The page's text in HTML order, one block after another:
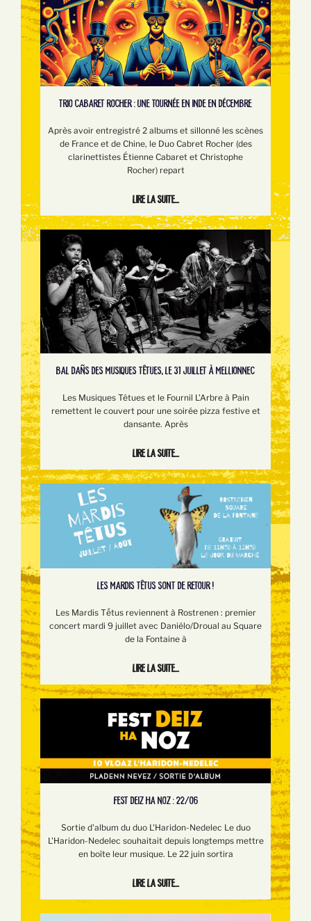
TRIO CABARET ROCHER : UNE TOURNÉE EN INDE EN DÉCEMBRE
Après avoir entregistré 2 albums et sillonné les scènes
de France et de Chine, le Duo Cabret Rocher (des
clarinettistes Étienne Cabaret et Christophe
Rocher) repart
Lire la suite...
BAL DAÑS DES MUSIQUES TÊTUES, LE 31 JUILLET À MELLIONNEC
Les Musiques Têtues et le Fournil L'Arbre à Pain
remettent le couvert pour une soirée pizza festive et
dansante. Après
Lire la suite...
LES MARDIS TÊTUS SONT DE RETOUR !
Les Mardis Tếtus reviennent à Rostrenen : premier
concert mardi 9 juillet avec Daniélo/Droual au Square
de la Fontaine à
Lire la suite...
FEST DEIZ HA NOZ : 22/06
Sortie d'album du duo L'Haridon-Nedelec Le duo
L'Haridon-Nedelec souhaitait depuis longtemps mettre
en boîte leur musique. Le 22 juin sortira
Lire la suite...